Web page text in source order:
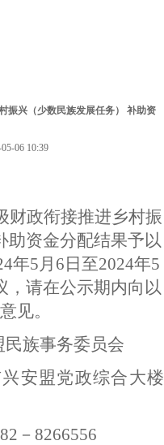
振兴（少数民族发展任务） 补助资
06 10:39
财政衔接推进乡村振
助资金分配结果予以
4年5月6日至2024年5
，请在公示期内向以
见。
族事务委员会
盟党政综合大楼
－8266556